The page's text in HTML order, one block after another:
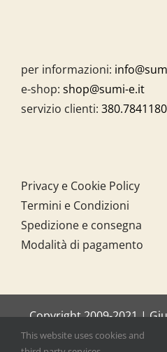
per informazioni:
e-shop: shop@sumi-e.it
servizio clienti: 380.7841180
Privacy e Cookie Policy
Termini e Condizioni
Spedizione e consegna
Modalità di pagamento
Copyright 2009-2021 |
This website uses cookies and